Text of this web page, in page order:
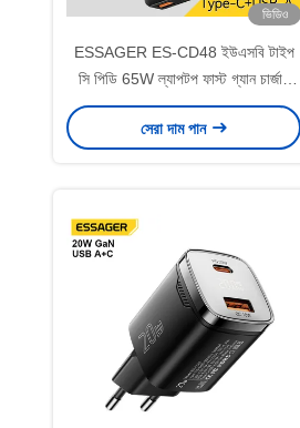
ভিডিও
ESSAGER ES-CD48 ইউএসবি টাইপ
সি পিডি 65W ল্যাপটপ ফাস্ট গ্যান চার্জার
আল্ট্রা পাতলা পাতলা
সেরা দাম পান